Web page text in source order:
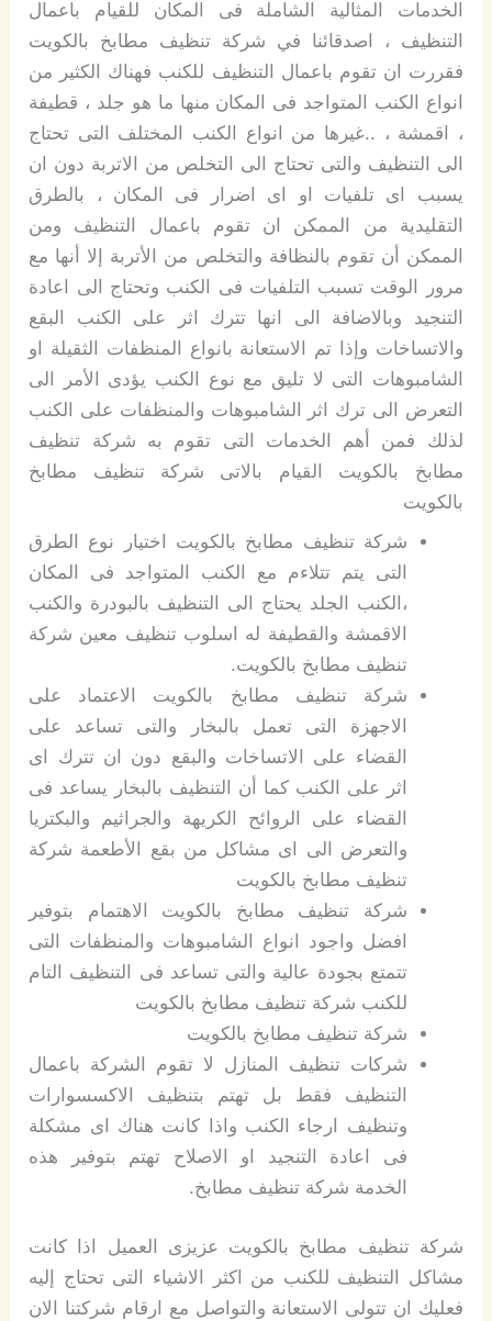
الخدمات المثالية الشاملة فى المكان للقيام باعمال
التنظيف ، اصدقائنا في شركة تنظيف مطابخ بالكويت
فقررت ان تقوم باعمال التنظيف للكنب فهناك الكثير من
انواع الكنب المتواجد فى المكان منها ما هو جلد ، قطيفة
، اقمشة ، ..غيرها من انواع الكنب المختلف التى تحتاج
الى التنظيف والتى تحتاج الى التخلص من الاتربة دون ان
يسبب اى تلفيات او اى اضرار فى المكان ، بالطرق
التقليدية من الممكن ان تقوم باعمال التنظيف ومن
الممكن أن تقوم بالنظافة والتخلص من الأتربة إلا أنها مع
مرور الوقت تسبب التلفيات فى الكنب وتحتاج الى اعادة
التنجيد وبالاضافة الى انها تترك اثر على الكنب البقع
والاتساخات وإذا تم الاستعانة بانواع المنظفات الثقيلة او
الشامبوهات التى لا تليق مع نوع الكنب يؤدى الأمر الى
التعرض الى ترك اثر الشامبوهات والمنظفات على الكنب
لذلك فمن أهم الخدمات التى تقوم به شركة تنظيف
مطابخ بالكويت القيام بالاتى شركة تنظيف مطابخ
بالكويت
شركة تنظيف مطابخ بالكويت اختيار نوع الطرق
التى يتم تتلاءم مع الكنب المتواجد فى المكان
،الكنب الجلد يحتاج الى التنظيف بالبودرة والكنب
الاقمشة والقطيفة له اسلوب تنظيف معين شركة
تنظيف مطابخ بالكويت.
شركة تنظيف مطابخ بالكويت الاعتماد على
الاجهزة التى تعمل بالبخار والتى تساعد على
القضاء على الاتساخات والبقع دون ان تترك اى
اثر على الكنب كما أن التنظيف بالبخار يساعد فى
القضاء على الروائح الكريهة والجراثيم والبكتريا
والتعرض الى اى مشاكل من بقع الأطعمة شركة
تنظيف مطابخ بالكويت
شركة تنظيف مطابخ بالكويت الاهتمام بتوفير
افضل واجود انواع الشامبوهات والمنظفات التى
تتمتع بجودة عالية والتى تساعد فى التنظيف التام
للكنب شركة تنظيف مطابخ بالكويت
شركة تنظيف مطابخ بالكويت
شركات تنظيف المنازل لا تقوم الشركة باعمال
التنظيف فقط بل تهتم بتنظيف الاكسسوارات
وتنظيف ارجاء الكنب واذا كانت هناك اى مشكلة
فى اعادة التنجيد او الاصلاح تهتم بتوفير هذه
الخدمة شركة تنظيف مطابخ.
شركة تنظيف مطابخ بالكويت عزيزى العميل اذا كانت
مشاكل التنظيف للكنب من اكثر الاشياء التى تحتاج إليه
فعليك ان تتولى الاستعانة والتواصل مع ارقام شركتنا الان